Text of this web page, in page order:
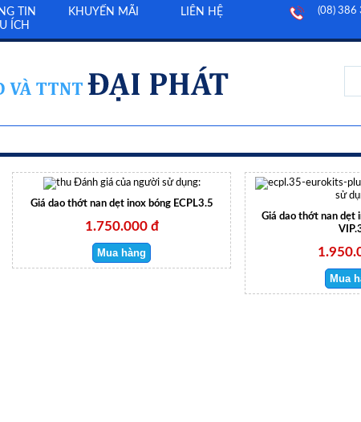
TIN
ÍCH
KHUYẾN MÃI LIÊN HỆ (08) 386
Đánh giá của người sử dụng:
Giá dao thớt nan dẹt inox bóng ECPL3.5
1.750.000 đ
sử
Giá dao thớt nan dẹt